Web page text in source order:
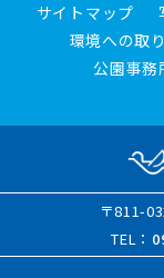
サイトマップ
環境への取
公園事務
〒811-
TEL：